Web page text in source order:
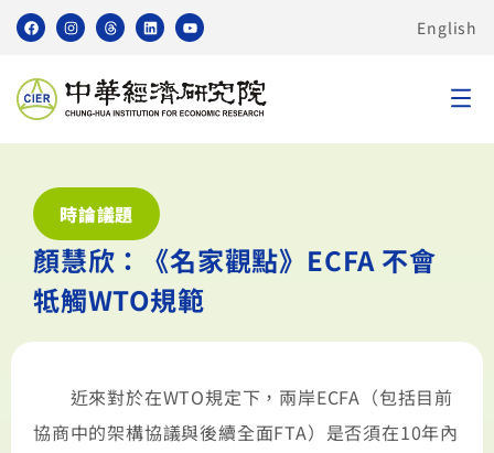
English
時論議題
顏慧欣：《名家觀點》ECFA 不會
牴觸WTO規範
近來對於在WTO規定下，兩岸ECFA（包括目前
協商中的架構協議與後續全面FTA）是否須在10年內